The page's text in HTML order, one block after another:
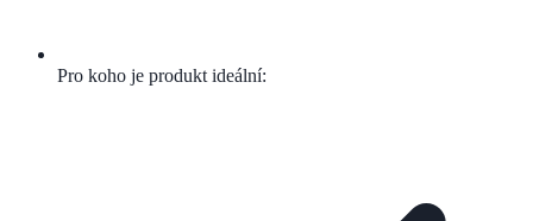
Pro koho je produkt ideální: